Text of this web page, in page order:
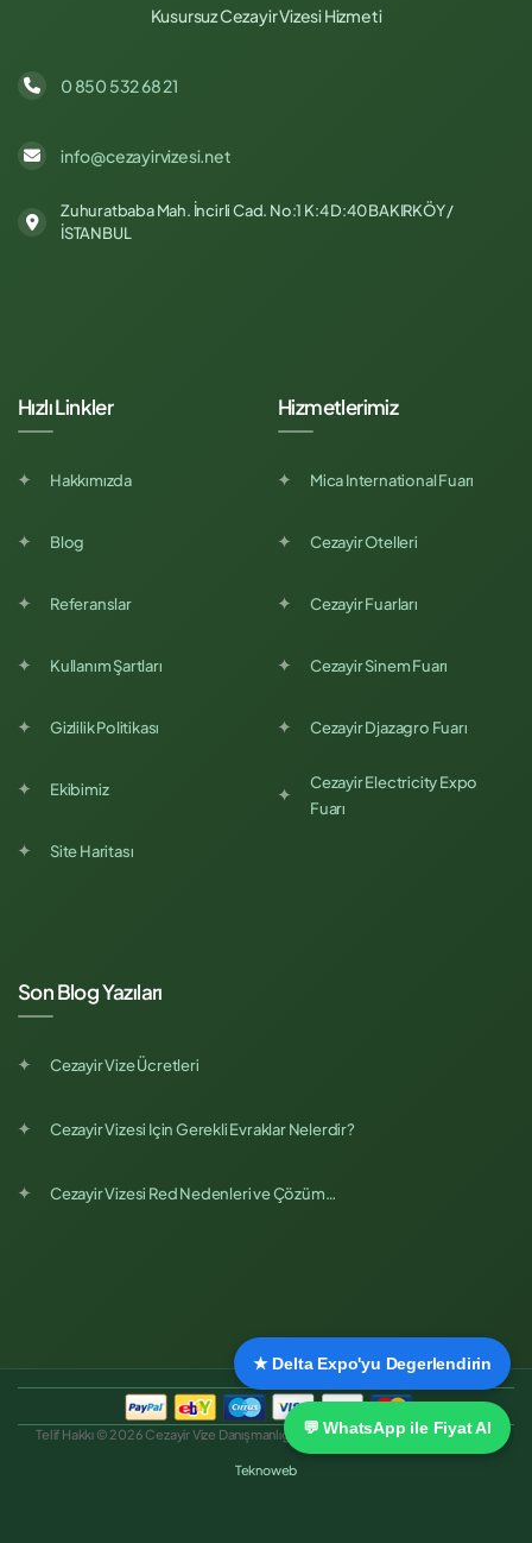
Kusursuz Cezayir Vizesi Hizmeti
0 850 532 68 21
info@cezayirvizesi.net
Zuhuratbaba Mah. İncirli Cad. No:1 K:4 D:40 BAKIRKÖY /
İSTANBUL
Hızlı Linkler
Hakkımızda
Blog
Referanslar
Kullanım Şartları
Gizlilik Politikası
Ekibimiz
Site Haritası
Hizmetlerimiz
Mica International Fuarı
Cezayir Otelleri
Cezayir Fuarları
Cezayir Sinem Fuarı
Cezayir Djazagro Fuarı
Cezayir Electricity Expo
Fuarı
Son Blog Yazıları
Cezayir Vize Ücretleri
Cezayir Vizesi Için Gerekli Evraklar Nelerdir?
Cezayir Vizesi Red Nedenleri ve Çözüm…
Telif Hakkı © 2026 Cezayir Vize Danışmanlığı. Tüm hakları saklıdır. | Web Tasarım:
Teknoweb
★ Delta Expo'yu Degerlendirin
💬 WhatsApp ile Fiyat Al